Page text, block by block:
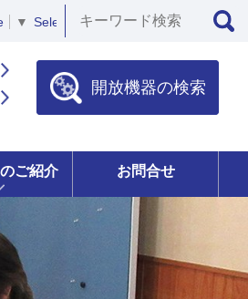
▼ Select Language ▼
開放機器の検索
ご紹介 お問合せ